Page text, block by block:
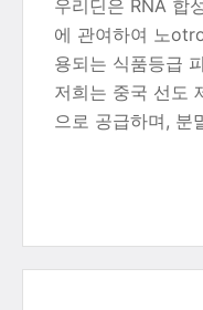
우리딘은 RNA 합
에 관여하여 노
용되는 식품등급
저희는 중국 선도
으로 공급하며, 분